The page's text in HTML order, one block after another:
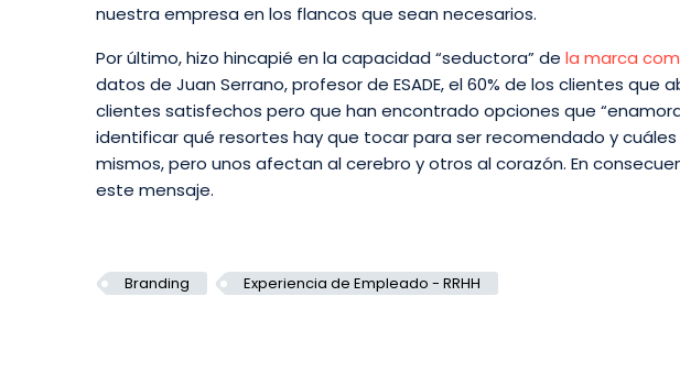
nuestra empresa en los flancos que sean necesarios.
Por último, hizo hincapié en la capacidad “seductora” de la marca
datos de Juan Serrano, profesor de ESADE, el 60% de los clientes
clientes satisfechos pero que han encontrado opciones que
identificar qué resortes hay que tocar para ser recomendado y cuáles
mismos, pero unos afectan al cerebro y otros al corazón. En
este mensaje.
Branding Experiencia de Empleado - RRHH